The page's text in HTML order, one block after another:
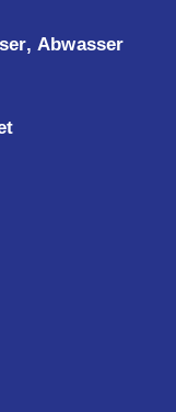
Abwasser